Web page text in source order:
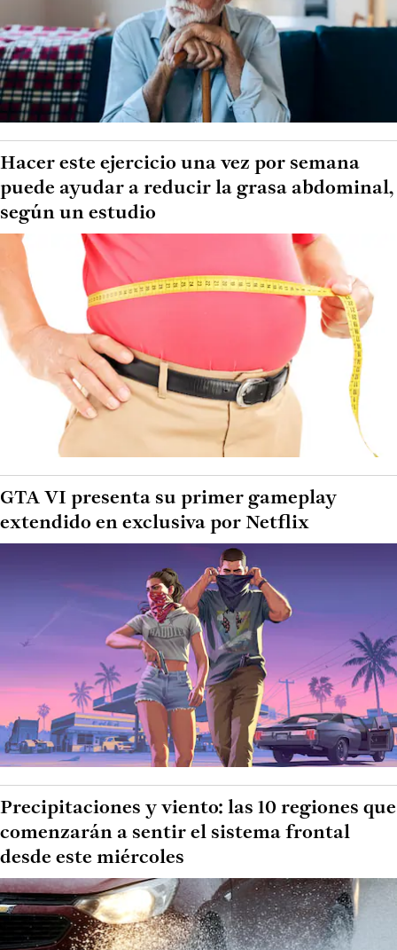
Hacer este ejercicio una vez por semana
puede ayudar a reducir la grasa abdominal,
según un estudio
GTA VI presenta su primer gameplay
extendido en exclusiva por Netflix
Precipitaciones y viento: las 10 regiones que
comenzarán a sentir el sistema frontal
desde este miércoles